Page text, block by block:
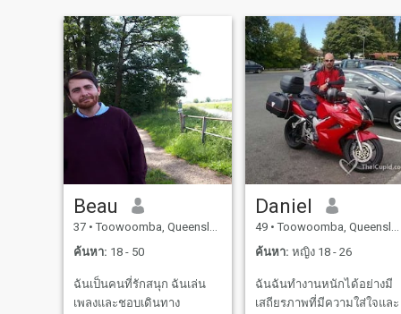
Beau
37 • Toowoomba, Queensland, ออสเตรเลีย
ค้นหา: 18 - 50
ฉันเป็นคนที่รักสนุก ฉันเล่น
เพลงและชอบเดินทาง
Daniel
49 • Toowoomba, Queensland, ออสเตรเลีย
ค้นหา: หญิง 18 - 26
ฉันฉันทำงานหนักได้อย่างมี
เสถียรภาพที่มีความใส่ใจและ